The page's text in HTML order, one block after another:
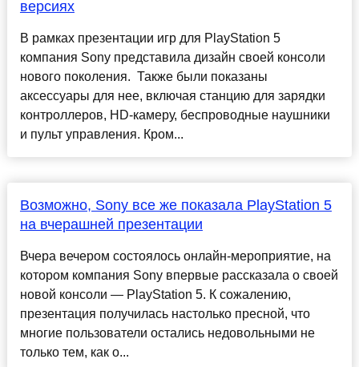
версиях
В рамках презентации игр для PlayStation 5
компания Sony представила дизайн своей консоли
нового поколения. Также были показаны
аксессуары для нее, включая станцию для зарядки
контроллеров, HD-камеру, беспроводные наушники
и пульт управления. Кром...
Возможно, Sony все же показала PlayStation 5
на вчерашней презентации
Вчера вечером состоялось онлайн-мероприятие, на
котором компания Sony впервые рассказала о своей
новой консоли — PlayStation 5. К сожалению,
презентация получилась настолько пресной, что
многие пользователи остались недовольными не
только тем, как о...